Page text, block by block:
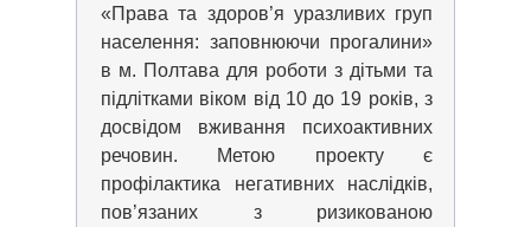
«Права та здоров’я уразливих груп
населення: заповнюючи прогалини»
в м. Полтава для роботи з дітьми та
підлітками віком від 10 до 19 років, з
досвідом вживання психоактивних
речовин. Метою проекту є
профілактика негативних наслідків,
пов’язаних з ризикованою